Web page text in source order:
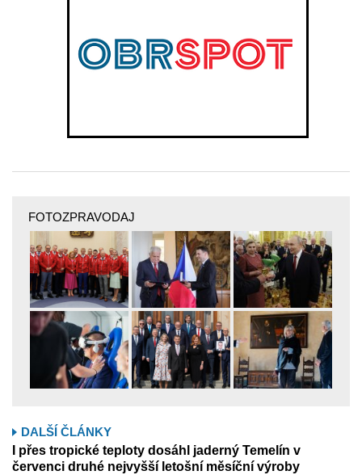
FOTOZPRAVODAJ
DALŠÍ ČLÁNKY
I přes tropické teploty dosáhl jaderný Temelín v
červenci druhé nejvyšší letošní měsíční výroby